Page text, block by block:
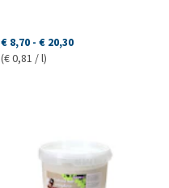
€ 8,70 - € 20,30
(€ 0,81 / l)